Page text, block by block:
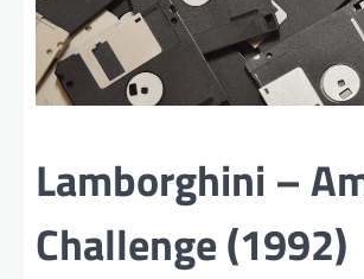
Lamborghini –
Challenge (1992)